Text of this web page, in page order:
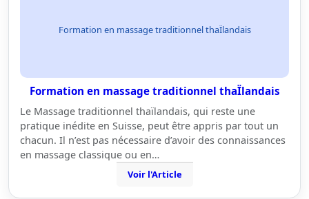
Formation en massage traditionnel thaÏlandais
Formation en massage traditionnel thaÏlandais
Le Massage traditionnel thaïlandais, qui reste une
pratique inédite en Suisse, peut être appris par tout un
chacun. Il n’est pas nécessaire d’avoir des connaissances
en massage classique ou en…
Voir l'Article